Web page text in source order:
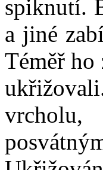
spiknutí.
a jiné
Téměř
vrcholu,